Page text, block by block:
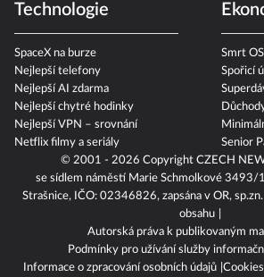
Technologie
SpaceX na burze
Nejlepší telefony
Nejlepší AI zdarma
Nejlepší chytré hodinky
Nejlepší VPN – srovnání
Netflix filmy a seriály
Smrt
Spořicí
Senior
© 2001 - 2026 Copyright CZECH
se sídlem náměstí Marie Schmolkové 3493/
Strašnice, IČO: 02346826, zapsána v OR,
obsahu
Autorská práva k publikovaným
Podmínky pro užívání služby
Informace o zpracování osobních údajů Cookies